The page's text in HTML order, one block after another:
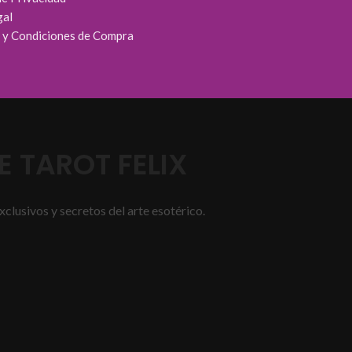
Condiciones de Compra
y secretos del arte esotérico.